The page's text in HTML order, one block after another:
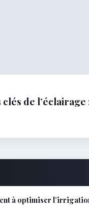
de
à optimiser